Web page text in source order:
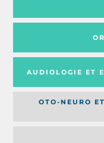
AUDIOLOGIE ET
OTO-NEURO